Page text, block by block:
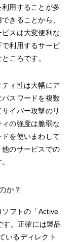
用することが多
きることから、
スは大変便利な
利用するサービ
ころです。
ィ性は大幅にア
スワードを複数
イバー攻撃のリ
の強度は脆弱な
を使いまわして
のサービスでの
か？
フトの「Active
。正確には製品
いるディレクト